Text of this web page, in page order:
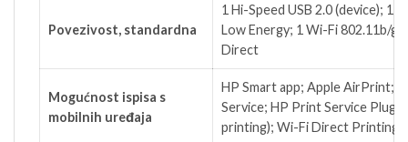
Povezivost, standardna
1 Hi-Speed USB 2.0 (device); 1
Low Energy; 1 Wi-Fi 802.11b/g/
Direct
Mogućnost ispisa s
mobilnih uređaja
HP Smart app; Apple AirPrint;
Service; HP Print Service
printing); Wi-Fi Direct Printing